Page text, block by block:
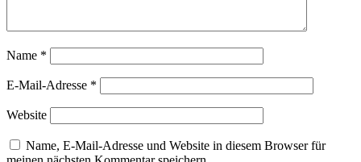
Name *
E-Mail-Adresse *
Website
Name, E-Mail-Adresse und Website in diesem Browser für